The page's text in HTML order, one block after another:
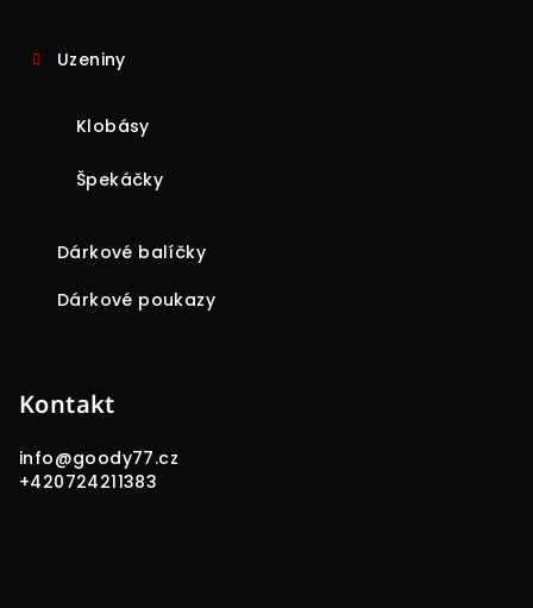
Uzeniny
Klobásy
Špekáčky
Dárkové balíčky
Dárkové poukazy
Kontakt
info@goody77.cz
+420724211383